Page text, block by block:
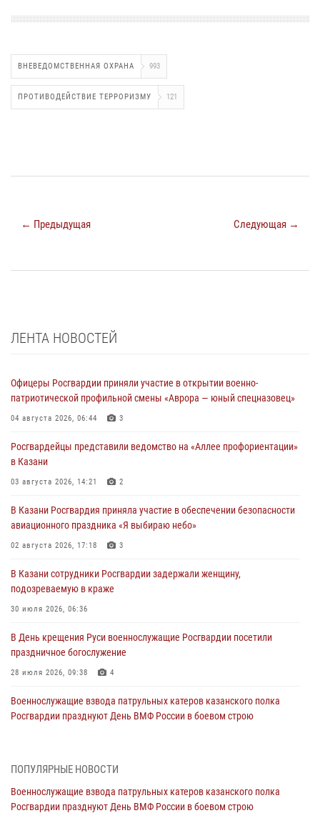
ВНЕВЕДОМСТВЕННАЯ ОХРАНА 993
ПРОТИВОДЕЙСТВИЕ ТЕРРОРИЗМУ 121
← Предыдущая Следующая →
ЛЕНТА НОВОСТЕЙ
Офицеры Росгвардии приняли участие в открытии военно-
патриотической профильной смены «Аврора — юный спецназовец»
04 августа 2026, 06:44 3
Росгвардейцы представили ведомство на «Аллее профориентации»
в Казани
03 августа 2026, 14:21 2
В Казани Росгвардия приняла участие в обеспечении безопасности
авиационного праздника «Я выбираю небо»
02 августа 2026, 17:18 3
В Казани сотрудники Росгвардии задержали женщину,
подозреваемую в краже
30 июля 2026, 06:36
В День крещения Руси военнослужащие Росгвардии посетили
праздничное богослужение
28 июля 2026, 09:38 4
Военнослужащие взвода патрульных катеров казанского полка
Росгвардии празднуют День ВМФ России в боевом строю
Татарстанские росгвардейцы завоевали «бронзу» в окружном этапе
24 июля 2026, 15:05 4
ПОПУЛЯРНЫЕ НОВОСТИ
Военнослужащие взвода патрульных катеров казанского полка
Росгвардии празднуют День ВМФ России в боевом строю